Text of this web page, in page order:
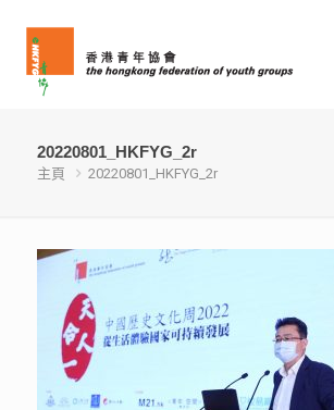
20220801_HKFYG_2r
主頁 20220801_HKFYG_2r